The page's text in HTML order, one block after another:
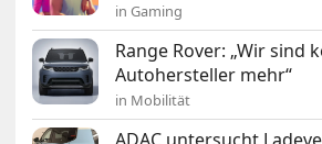
in Gaming
Range Rover: „Wir sind
Autohersteller mehr“
in Mobilität